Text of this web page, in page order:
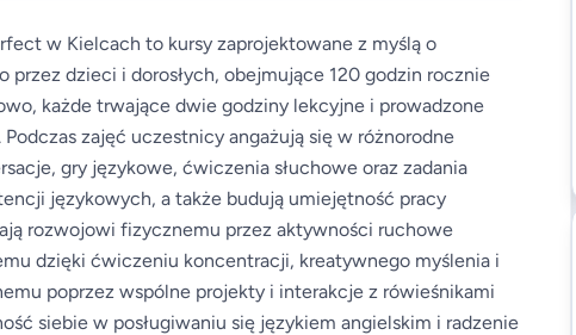
w Kielcach to kursy zaprojektowane z myślą o
dzieci i dorosłych, obejmujące 120 godzin rocznie
każde trwające dwie godziny lekcyjne i prowadzone
zajęć uczestnicy angażują się w różnorodne
gry językowe, ćwiczenia słuchowe oraz zadania
językowych, a także budują umiejętność pracy
rozwojowi fizycznemu przez aktywności ruchowe
dzięki ćwiczeniu koncentracji, kreatywnego myślenia i
poprzez wspólne projekty i interakcje z rówieśnikami
siebie w posługiwaniu się językiem angielskim i radzenie